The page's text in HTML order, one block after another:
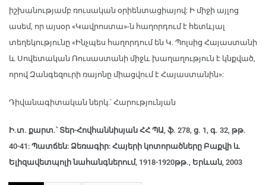
իշխանությամբ ռուսական օրիենտացիայով: Ի միջի այլոց
ասեմ, որ այսօր «Կավրոստա»-ն հաղորդում է հետևյալ
տեղեկությունը «Ինչպես հաղորդում են Կ. Պոլսից Հայաստանի
և Սովետական Ռուսաստանի միջև խաղաղություն է կնքված,
որով Զանգեզուրի ռայոնը միացվում է Հայաստանին»:
Դիվանագիտական ներկ.՝ Հարությունյան
Ի.տ. քարտ.՝ Տեր-Հովհաննիսյան ՀՀ ՊԱ, ֆ. 278, ց. 1, գ. 32, թթ.
40-41: Պատճեն: Ձեռագիր: Հայերի կոտորածները Բաքվի և
Ելիզավետպոլի նահանգներում, 1918-1920թթ., Երևան, 2003